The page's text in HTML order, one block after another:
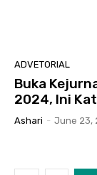
ADVETORIAL
Buka
2024, Ini
Ashari - June 23,